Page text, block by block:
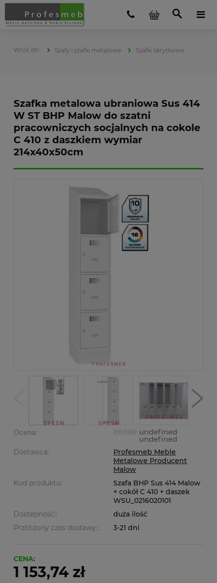
Szafy i szafki metalowe Szafki skrytkowe
Szafka metalowa ubraniowa Sus 414
W ST BHP Malow do szatni
pracowniczych socjalnych na cokole
C 410 z daszkiem wymiar
214x40x50cm
Ocena: undefined
undefined
Dostawca:
Profesmeb Meble
Metalowe Producent
Malow
Kod produktu:
Szafa BHP Sus 414 Malow
+ cokół C 410 + daszek
WSU_0216020101
Dostepność::
duża ilość
Przbliżony czas dostawy::
3-21 dni
CENA:
1 153,74 zł